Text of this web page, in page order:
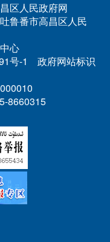
区人民政府网
鲁番市高昌区人民
心
号-1 政府网站标识
8660315